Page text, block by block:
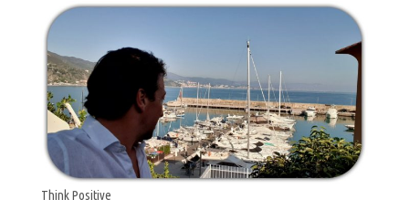
Think Positive